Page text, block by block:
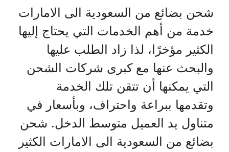
شحن بضائع من السعودية الى الامارات
خدمة من أهم الخدمات التي يحتاج إليها
الكثير مؤخرًا، لذا زاد الطلب عليها
والبحث عنها مع كبرى شركات الشحن
التي يمكنها أن تتقن تلك الخدمة
وتقدمها ببراعة واحتراف، وبأسعار في
متناول يد العميل متوسط الدخل. شحن
بضائع من السعودية الى الامارات الكثير